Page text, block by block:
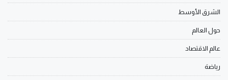
الشرق الأوسط
حول العالم
عالم الاقتصاد
رياضة